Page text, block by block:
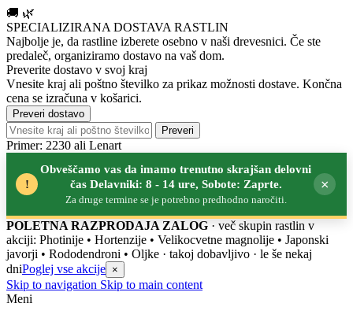
🚚 🌿
SPECIALIZIRANA DOSTAVA RASTLIN
Najbolje je, da rastline izberete osebno v naši drevesnici. Če ste
predaleč, organiziramo dostavo na vaš dom.
Preverite dostavo v svoj kraj
Vnesite kraj ali poštno številko za prikaz možnosti dostave. Končna
cena se izračuna v košarici.
Preveri dostavo
Preveri
Primer: 2230 ali Lenart
!
Obveščamo vas da imamo trenutno skrajšan delovni
čas Delavniki: 8 - 14 ure, Sobote: Zaprte.
Za druge termine se je potrebno predhodno naročiti.
×
POLETNA RAZPRODAJA ZALOG · več skupin rastlin v
akciji: Photinije • Hortenzije • Velikocvetne magnolije • Japonski
javorji • Rododendroni • Oljke · takoj dobavljivo · le še nekaj
dniPoglej vse akcije ×
Skip to navigation Skip to main content
Meni